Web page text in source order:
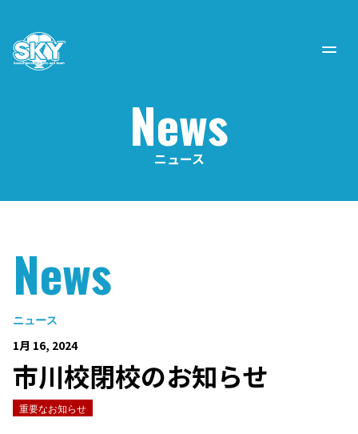
News
ニュース
News
ニュース
1月 16, 2024
市川校閉校のお知らせ
重要なお知らせ